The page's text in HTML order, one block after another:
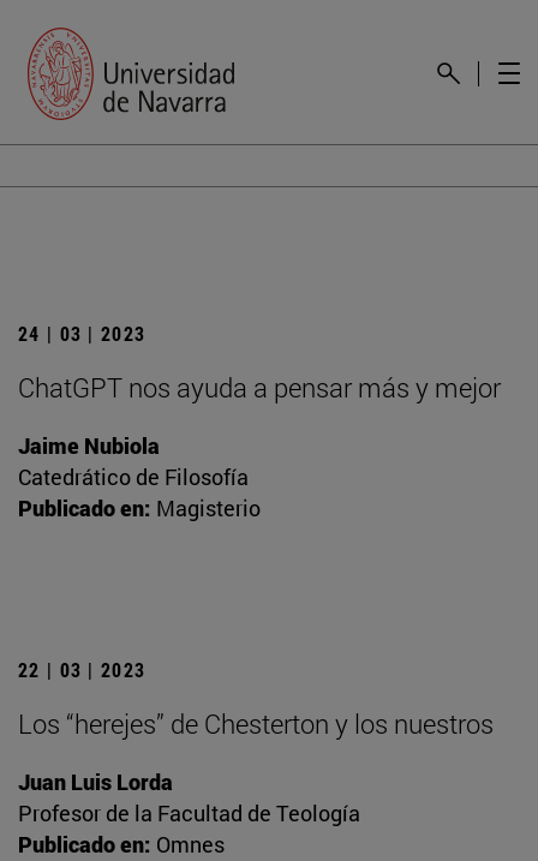
24 | 03 | 2023
ChatGPT nos ayuda a pensar más y mejor
Jaime Nubiola
Catedrático de Filosofía
Publicado en: Magisterio
22 | 03 | 2023
Los “herejes” de Chesterton y los nuestros
Juan Luis Lorda
Profesor de la Facultad de Teología
Publicado en: Omnes